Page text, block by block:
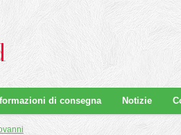
di consegna Notizie